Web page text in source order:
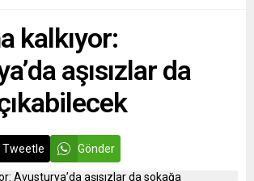
kalkıyor:
aşısızlar da
Tweetle Gönder